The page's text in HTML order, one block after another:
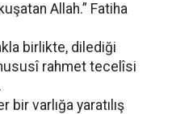
Allah.” Fatiha
birlikte, dilediği
rahmet tecelîsi
bir varlığa yaratılış